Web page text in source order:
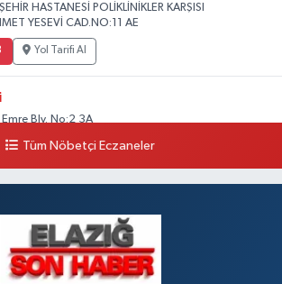
HASTANESİ POLİKLİNİKLER KARŞISI
YESEVİ CAD.NO:11 AE
Yol Tarifi Al
Blv. No:2 3A
Yol Tarifi Al
AVM 300 METRE AŞAĞI CADDE Sürsürü
F. MEHMET BAKAR SOKAĞI NO:41
Yol Tarifi Al
Tüm Nöbetçi Eczaneler